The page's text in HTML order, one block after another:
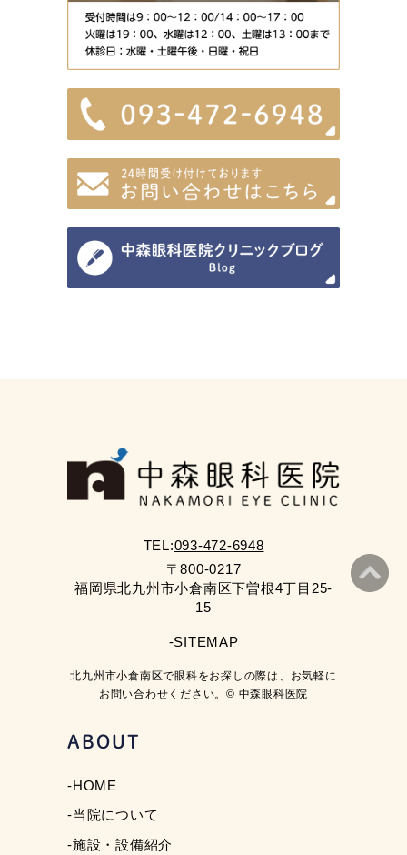
TEL:093-472-6948
〒800-0217
福岡県北九州市小倉南区下曽根4丁目25-
15
-SITEMAP
北九州市小倉南区で眼科をお探しの際は、お気軽に
お問い合わせください。© 中森眼科医院
ABOUT
-HOME
-当院について
-施設・設備紹介